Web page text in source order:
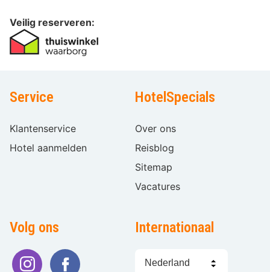
Veilig reserveren:
Service
Klantenservice
Hotel aanmelden
HotelSpecials
Over ons
Reisblog
Sitemap
Vacatures
Volg ons Internationaal
kiezen